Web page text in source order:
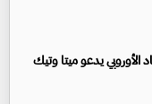
الأوروبي يدعو ميتا وتيك